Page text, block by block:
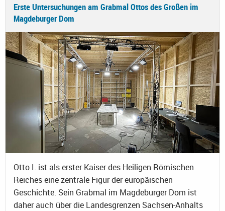
Erste Untersuchungen am Grabmal Ottos des Großen im
Magdeburger Dom
Otto I. ist als erster Kaiser des Heiligen Römischen
Reiches eine zentrale Figur der europäischen
Geschichte. Sein Grabmal im Magdeburger Dom ist
daher auch über die Landesgrenzen Sachsen-Anhalts